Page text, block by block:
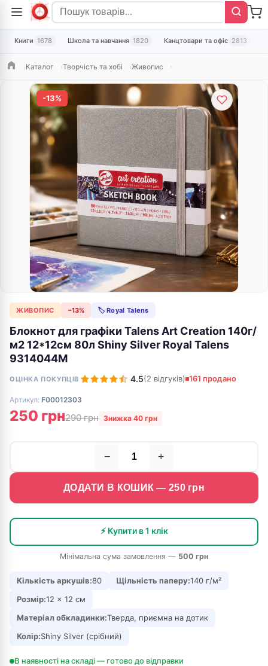
Книги 1678 Школа та навчання 1820 Канцтовари та офіс 2813
ГоловнаКаталог Творчість та хобі Живопис
-13%
ЖИВОПИС −13% 🏷 Royal Talens
Блокнот для графіки Talens Art Creation 140г/
м2 12*12см 80л Shiny Silver Royal Talens
9314044M
ОЦІНКА ПОКУПЦІВ 4.5(2 відгуків) 161 продано
Артикул: F00012303
250 грн290 грн Знижка 40 грн
− +
ДОДАТИ В КОШИК — 250грн
⚡ Купити в 1 клік
Мінімальна сума замовлення — 500 грн
Кількість аркушів:80 Щільність паперу:140 г/м²
Розмір:12 × 12 см
Матеріал обкладинки:Тверда, приємна на дотик
Колір:Shiny Silver (срібний)
В наявності на складі — готово до відправки